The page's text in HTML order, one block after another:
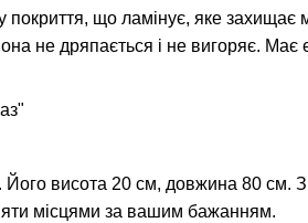
покриття, що ламінує, яке захищає
не дряпається і не вигоряє. Має
Його висота 20 см, довжина 80 см.
місцями за вашим бажанням.